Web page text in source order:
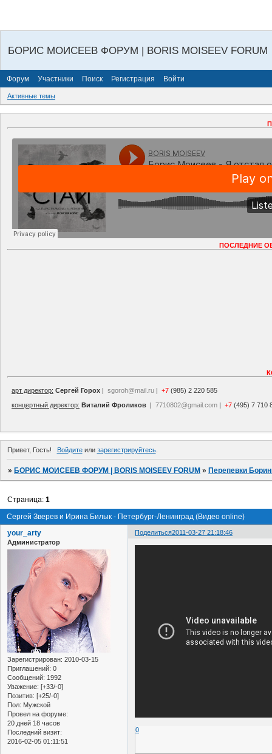
БОРИС МОИСЕЕВ ФОРУМ | BORIS MOISEEV FORUM
Форум Участники Поиск Регистрация Войти
Активные темы
ПОСЛЕДНИЕ
арт директор: Сергей Горох | sgoroh@mail.ru | +7 (985) 2 220 585
концертный директор: Виталий Фроликов | 7710802@gmail.com | +7 (495) 7 710
Привет, Гость! Войдитеили зарегистрируйтесь.
»БОРИС МОИСЕЕВ ФОРУМ | BORIS MOISEEV FORUM »Перепевки
Сергей Зверев и Ирина Билык - Петербург-Ленинград (Видео online)
Страница:1
Поделиться2011-03-27 21:18:46
your_arty
Администратор
Зарегистрирован: 2010-03-15
Приглашений: 0
Сообщений: 1992
Уважение: [+33/-0]
Позитив: [+25/-0]
Пол: Мужской
Провел на форуме:
20 дней 18 часов
Последний визит:
2016-02-05 01:11:51
0